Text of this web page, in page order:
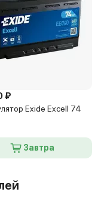
₽
Exide Excell 74
Завтра